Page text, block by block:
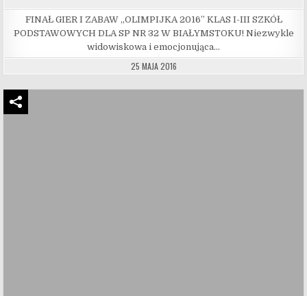
FINAŁ GIER I ZABAW „OLIMPIJKA 2016” KLAS I-III SZKÓŁ
PODSTAWOWYCH DLA SP NR 32 W BIAŁYMSTOKU! Niezwykle
widowiskowa i emocjonująca…
25 MAJA 2016